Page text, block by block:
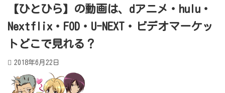
【ひとひら】の動画は、dアニメ・hulu・
Nextflix・FOD・U-NEXT・ビデオマーケッ
トどこで見れる？
2018年6月22日